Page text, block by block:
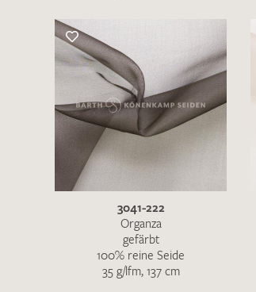
3041-222
Organza
gefärbt
100% reine Seide
35 g/lfm, 137 cm